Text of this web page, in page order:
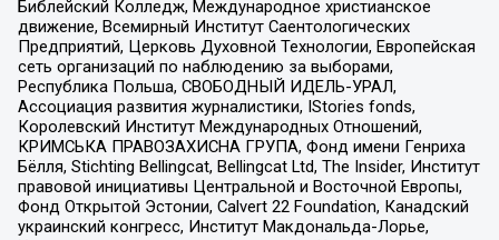
Библейский Колледж, Международное христианское
движение, Всемирный Институт Саентологических
Предприятий, Церковь Духовной Технологии, Европейская
сеть организаций по наблюдению за выборами,
Республика Польша, СВОБОДНЫЙ ИДЕЛЬ-УРАЛ,
Ассоциация развития журналистики, IStories fonds,
Королевский Институт Международных Отношений,
КРИМСЬКА ПРАВОЗАХИСНА ГРУПА, Фонд имени Генриха
Бёлля, Stichting Bellingcat, Bellingcat Ltd, The Insider, Институт
правовой инициативы Центральной и Восточной Европы,
Фонд Открытой Эстонии, Calvert 22 Foundation, Канадский
украинский конгресс, Институт Макдональда-Лорье,